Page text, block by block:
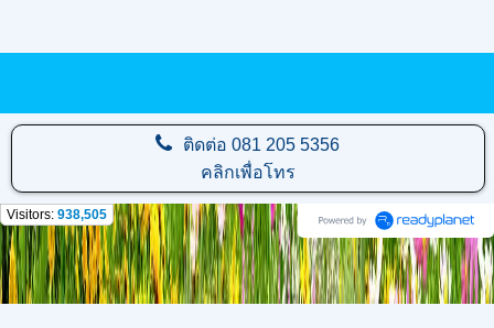
ติดต่อ081 205 5356
คลิกเพื่อโทร
Visitors: 938,505